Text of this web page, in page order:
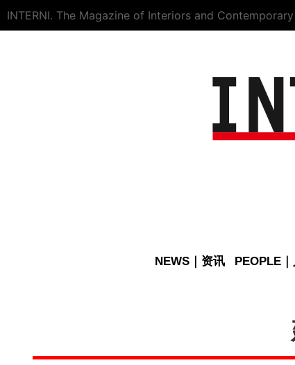
INTERNI. The Magazine of Interiors and
NEWS｜资讯 PEOPLE